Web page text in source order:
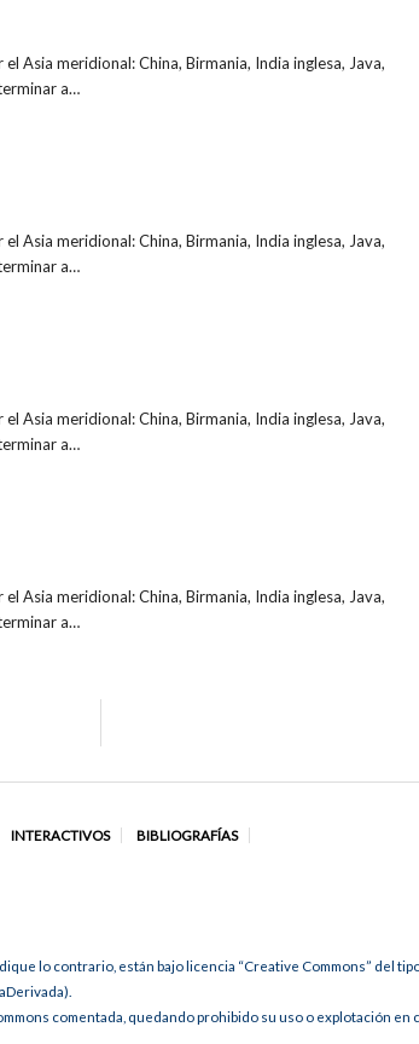
Asia meridional: China, Birmania, India inglesa, Java,
a…
Asia meridional: China, Birmania, India inglesa, Java,
a…
Asia meridional: China, Birmania, India inglesa, Java,
a…
Asia meridional: China, Birmania, India inglesa, Java,
a…
INTERACTIVOS BIBLIOGRAFÍAS
lo contrario, están bajo licencia “Creative Commons” del
comentada, quedando prohibido su uso o explotación en